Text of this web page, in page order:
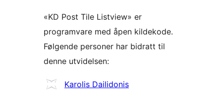
«KD Post Tile Listview» er
programvare med åpen kildekode.
Følgende personer har bidratt til
denne utvidelsen:
Bidragsytere
Karolis Dailidonis